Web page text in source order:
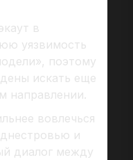
в
уязвимость
поэтому
искать еще
направлении.
вовлечься
и
диалог между